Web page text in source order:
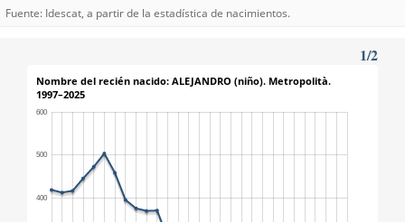
Fuente: Idescat, a partir de la estadística de nacimientos.